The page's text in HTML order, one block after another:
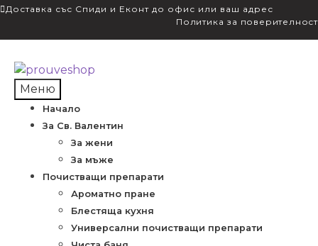
Доставка със Спиди и Еконт до офис или ваш адрес
Политика за поверителност
Skip
to
navigation
Skip
to
content
Меню
Начало
За Св. Валентин
За жени
За мъже
Почистващи препарати
Ароматно пране
Блестяща кухня
Универсални почистващи препарати